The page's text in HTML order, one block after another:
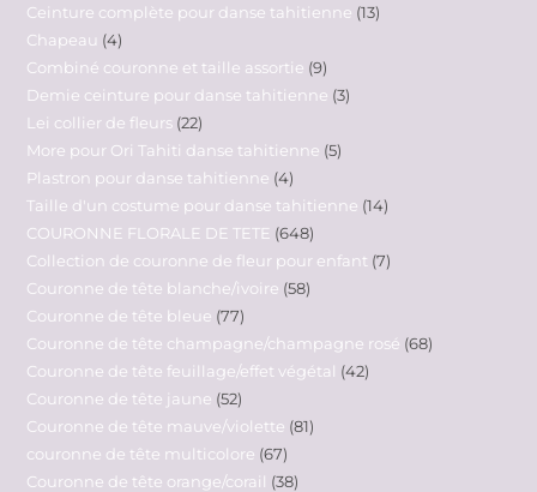
Ceinture complète pour danse tahitienne 13
Chapeau 4
Combiné couronne et taille assortie 9
Demie ceinture pour danse tahitienne 3
Lei collier de fleurs 22
More pour Ori Tahiti danse tahitienne 5
Plastron pour danse tahitienne 4
Taille d'un costume pour danse tahitienne 14
COURONNE FLORALE DE TETE 648
Collection de couronne de fleur pour enfant 7
Couronne de tête blanche/ivoire 58
Couronne de tête bleue 77
Couronne de tête champagne/champagne rosé 68
Couronne de tête feuillage/effet végétal 42
Couronne de tête jaune 52
Couronne de tête mauve/violette 81
couronne de tête multicolore 67
Couronne de tête orange/corail 38